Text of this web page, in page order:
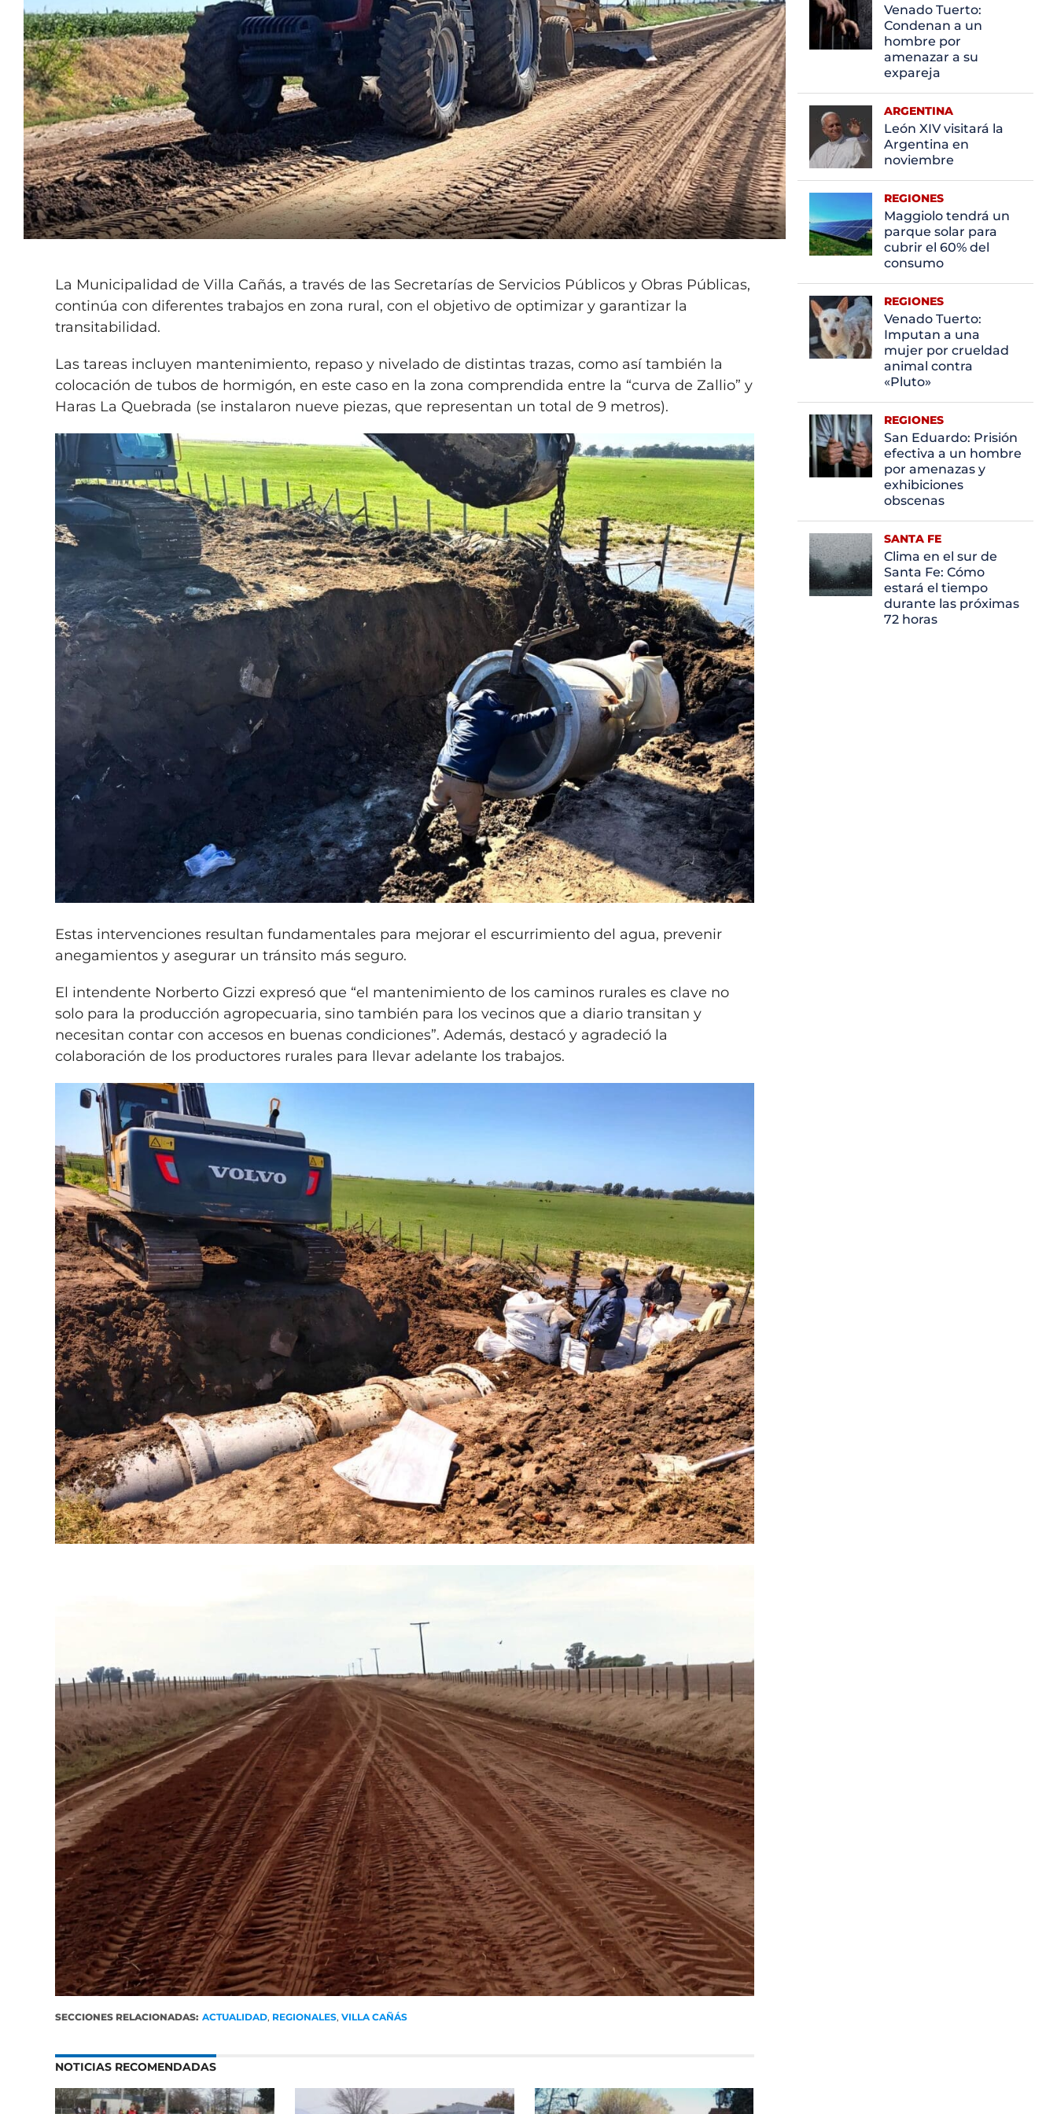
La Municipalidad de Villa Cañás, a través de las Secretarías de Servicios Públicos y Obras Públicas,
continúa con diferentes trabajos en zona rural, con el objetivo de optimizar y garantizar la
transitabilidad.
Las tareas incluyen mantenimiento, repaso y nivelado de distintas trazas, como así también la
colocación de tubos de hormigón, en este caso en la zona comprendida entre la “curva de Zallio” y
Haras La Quebrada (se instalaron nueve piezas, que representan un total de 9 metros).
Estas intervenciones resultan fundamentales para mejorar el escurrimiento del agua, prevenir
anegamientos y asegurar un tránsito más seguro.
El intendente Norberto Gizzi expresó que “el mantenimiento de los caminos rurales es clave no
solo para la producción agropecuaria, sino también para los vecinos que a diario transitan y
necesitan contar con accesos en buenas condiciones”. Además, destacó y agradeció la
colaboración de los productores rurales para llevar adelante los trabajos.
SECCIONES RELACIONADAS: ACTUALIDAD, REGIONALES,VILLA CAÑÁS
NOTICIAS RECOMENDADAS
Venado Tuerto:
Condenan a un
hombre por
amenazar a su
expareja
ARGENTINA
León XIV visitará la
Argentina en
noviembre
REGIONES
Maggiolo tendrá un
parque solar para
cubrir el 60% del
consumo
REGIONES
Venado Tuerto:
Imputan a una
mujer por crueldad
animal contra
«Pluto»
REGIONES
San Eduardo: Prisión
efectiva a un hombre
por amenazas y
exhibiciones
obscenas
SANTA FE
Clima en el sur de
Santa Fe: Cómo
estará el tiempo
durante las próximas
72 horas